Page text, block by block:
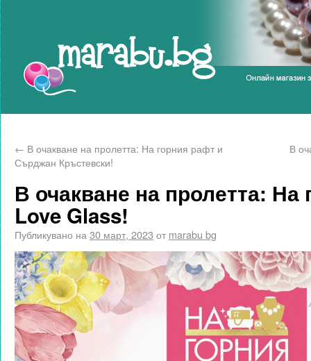
← В очакване на пролетта: На горния рафт и
Сърджан Кръстевски!
В
В очакване на пролетта: На
Love Glass!
Публикувано на 30 март, 2023 от marabu bg